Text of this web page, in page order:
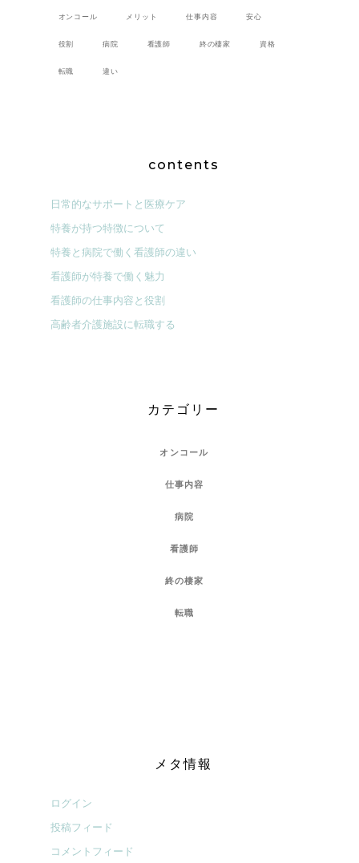
オンコール メリット 仕事内容 安心
役割 病院 看護師 終の棲家 資格
転職 違い
contents
日常的なサポートと医療ケア
特養が持つ特徴について
特養と病院で働く看護師の違い
看護師が特養で働く魅力
看護師の仕事内容と役割
高齢者介護施設に転職する
カテゴリー
オンコール
仕事内容
病院
看護師
終の棲家
転職
メタ情報
ログイン
投稿フィード
コメントフィード